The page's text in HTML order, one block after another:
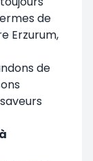
de
Erzurum,
de